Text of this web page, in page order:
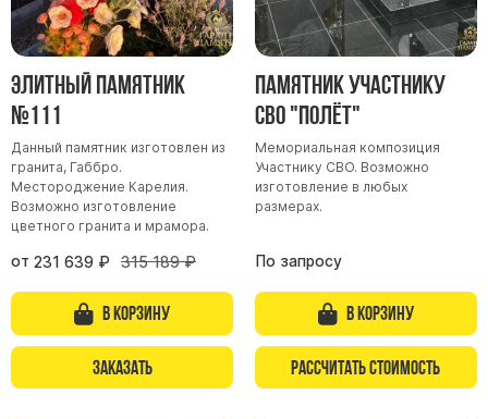
Элитный памятник
№111
Данный памятник изготовлен из
гранита, Габбро.
Местороджение Карелия.
Возможно изготовление
цветного гранита и мрамора.
от 231 639 ₽ 315 189 ₽
В корзину
Заказать
Памятник участнику
СВО "Полёт"
Мемориальная композиция
Участнику СВО. Возможно
изготовление в любых
размерах.
По запросу
В корзину
Рассчитать стоимость